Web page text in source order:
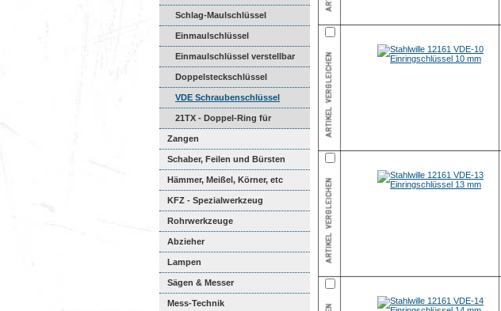
Schlag-Maulschlüssel
Einmaulschlüssel
Einmaulschlüssel verstellbar
Doppelsteckschlüssel
VDE Schraubenschlüssel
21TX - Doppel-Ring für
Außen-...
Zangen
Schaber, Feilen und Bürsten
Hämmer, Meißel, Körner, etc
KFZ - Spezialwerkzeug
Rohrwerkzeuge
Abzieher
Lampen
Sägen & Messer
Mess-Technik